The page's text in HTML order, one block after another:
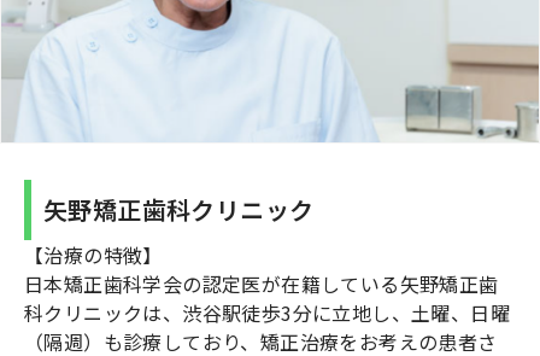
矢野矯正歯科クリニック
【治療の特徴】
日本矯正歯科学会の認定医が在籍している矢野矯正歯
科クリニックは、渋谷駅徒歩3分に立地し、土曜、日曜
（隔週）も診療しており、矯正治療をお考えの患者さ